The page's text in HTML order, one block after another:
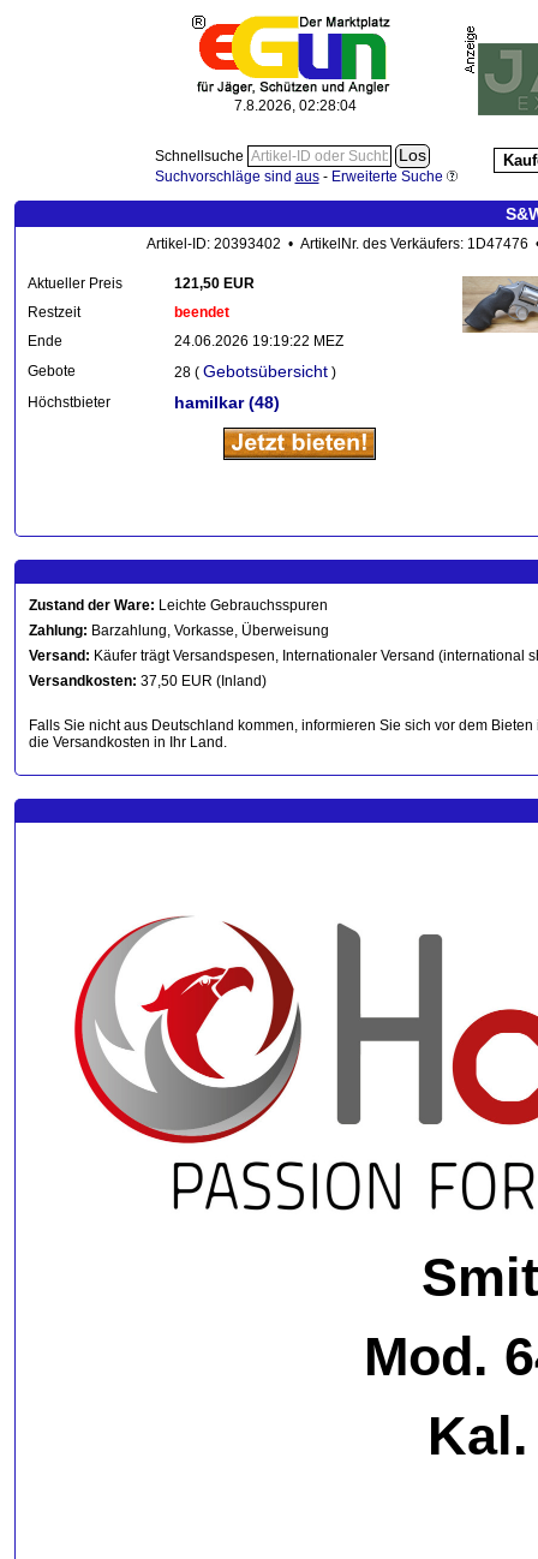
7.8.2026, 02:28:06
Schnellsuche
Suchvorschläge sind aus- Erweiterte Suche
Artikel-ID: 20393402 • ArtikelNr. des Verkäufers: 1D47476
Aktueller Preis
121,50 EUR
Restzeit
beendet
Ende
24.06.2026 19:19:22 MEZ
Gebote
28 ( Gebotsübersicht )
Höchstbieter
hamilkar(48)
Zustand der Ware: Leichte Gebrauchsspuren
Zahlung: Barzahlung, Vorkasse, Überweisung
Versand: Käufer trägt Versandspesen, Internationaler Versand (international
Versandkosten: 37,50 EUR (Inland)
Falls Sie nicht aus Deutschland kommen, informieren Sie sich vor dem
die Versandkosten in Ihr Land.
Mod.